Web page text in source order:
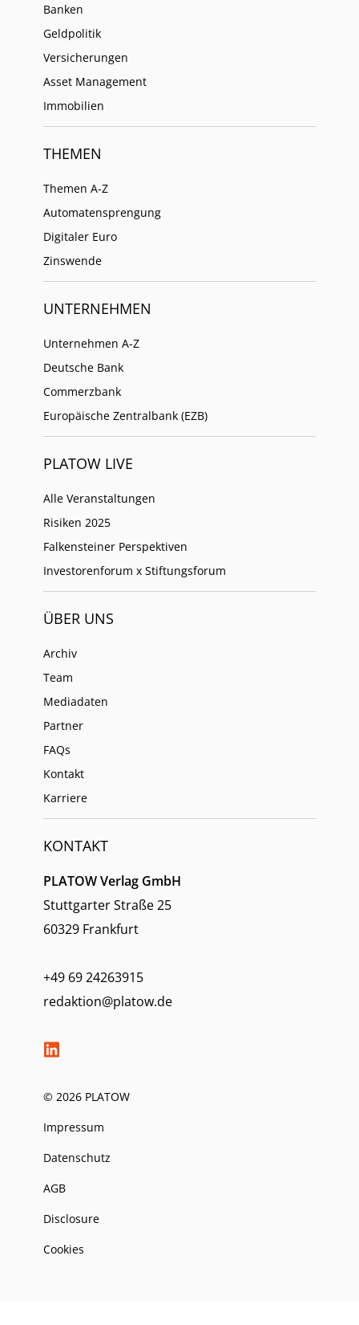
Banken
Geldpolitik
Versicherungen
Asset Management
Immobilien
THEMEN
Themen A-Z
Automatensprengung
Digitaler Euro
Zinswende
UNTERNEHMEN
Unternehmen A-Z
Deutsche Bank
Commerzbank
Europäische Zentralbank (EZB)
PLATOW LIVE
Alle Veranstaltungen
Risiken 2025
Falkensteiner Perspektiven
Investorenforum x Stiftungsforum
ÜBER UNS
Archiv
Team
Mediadaten
Partner
FAQs
Kontakt
Karriere
KONTAKT
PLATOW Verlag GmbH
Stuttgarter Straße 25
60329 Frankfurt
+49 69 24263915
redaktion@platow.de
© 2026 PLATOW
Impressum
Datenschutz
AGB
Disclosure
Cookies